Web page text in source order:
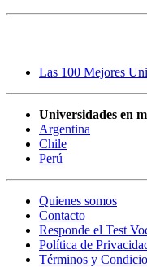
Las 100 Mejores
Universidades en
Argentina
Chile
Perú
Quienes somos
Contacto
Responde el Test
Política de
Términos y